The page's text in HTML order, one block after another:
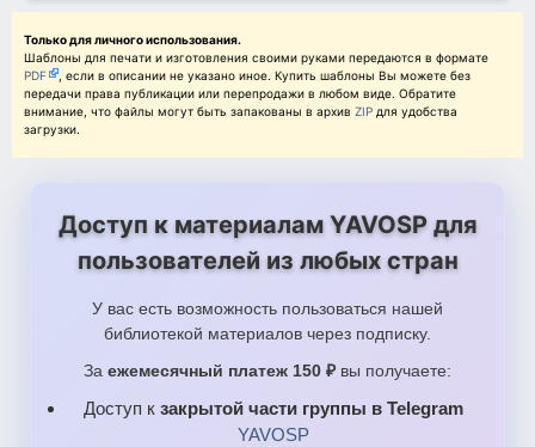
Только для личного использования.
Шаблоны для печати и изготовления своими руками передаются в формате
PDF
, если в описании не указано иное. Купить шаблоны Вы можете без
передачи права публикации или перепродажи в любом виде. Обратите
внимание, что файлы могут быть запакованы в архив ZIP для удобства
загрузки.
Доступ к материалам YAVOSP для
пользователей из любых стран
У вас есть возможность пользоваться нашей
библиотекой материалов через подписку.
За ежемесячный платеж 150 ₽ вы получаете:
Доступ к закрытой части группы в Telegram
YAVOSP